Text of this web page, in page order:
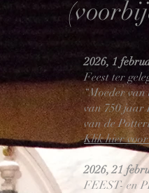
2026, 1
Feest ter
“Moeder
van 750 jaar
van de
Klik hier voor
2026, 21
FEEST- en